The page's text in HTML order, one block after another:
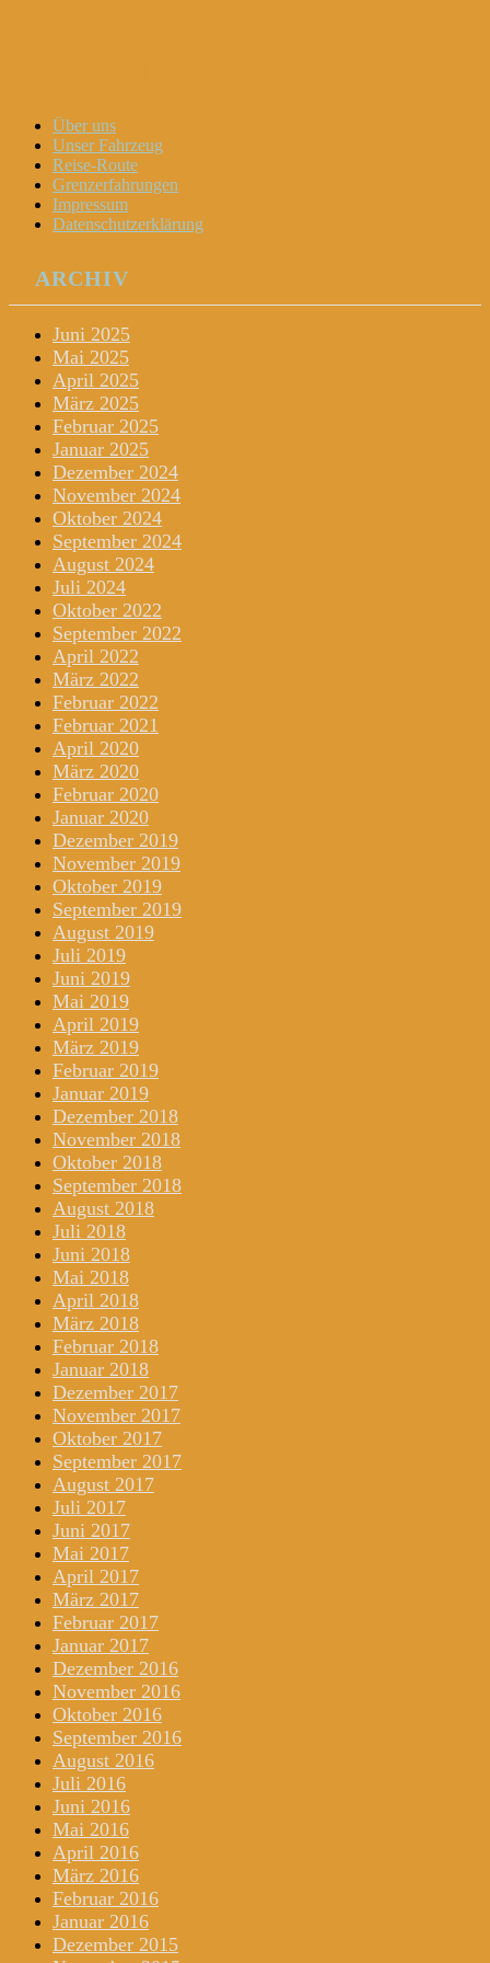
Menu
Widgets
Search
Skip
content
Über uns
Unser Fahrzeug
Reise-Route
Grenzerfahrungen
Impressum
Datenschutzerklärung
ARCHIV
Juni 2025
Mai 2025
April 2025
März 2025
Februar 2025
Januar 2025
Dezember 2024
November 2024
Oktober 2024
September 2024
August 2024
Juli 2024
Oktober 2022
September 2022
April 2022
März 2022
Februar 2022
Februar 2021
April 2020
März 2020
Februar 2020
Januar 2020
Dezember 2019
November 2019
Oktober 2019
September 2019
August 2019
Juli 2019
Juni 2019
Mai 2019
April 2019
März 2019
Februar 2019
Januar 2019
Dezember 2018
November 2018
Oktober 2018
September 2018
August 2018
Juli 2018
Juni 2018
Mai 2018
April 2018
März 2018
Februar 2018
Januar 2018
Dezember 2017
November 2017
Oktober 2017
September 2017
August 2017
Juli 2017
Juni 2017
Mai 2017
April 2017
März 2017
Februar 2017
Januar 2017
Dezember 2016
November 2016
Oktober 2016
September 2016
August 2016
Juli 2016
Juni 2016
Mai 2016
April 2016
März 2016
Februar 2016
Januar 2016
Dezember 2015